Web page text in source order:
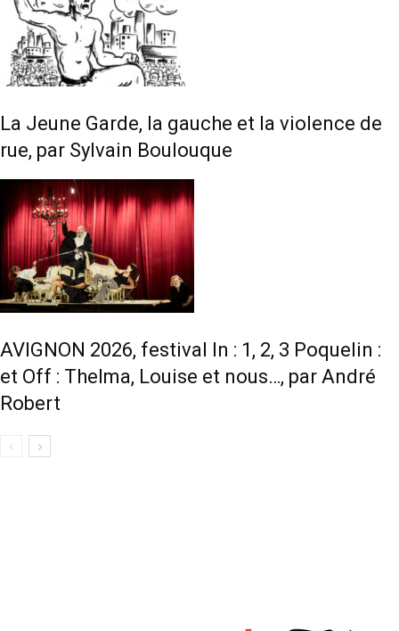
La Jeune Garde, la gauche et la violence de
rue, par Sylvain Boulouque
AVIGNON 2026, festival In : 1, 2, 3 Poquelin :
et Off : Thelma, Louise et nous…, par André
Robert